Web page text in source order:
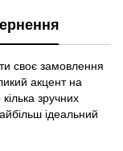
своє замовлення
акцент на
зручних
ідеальний